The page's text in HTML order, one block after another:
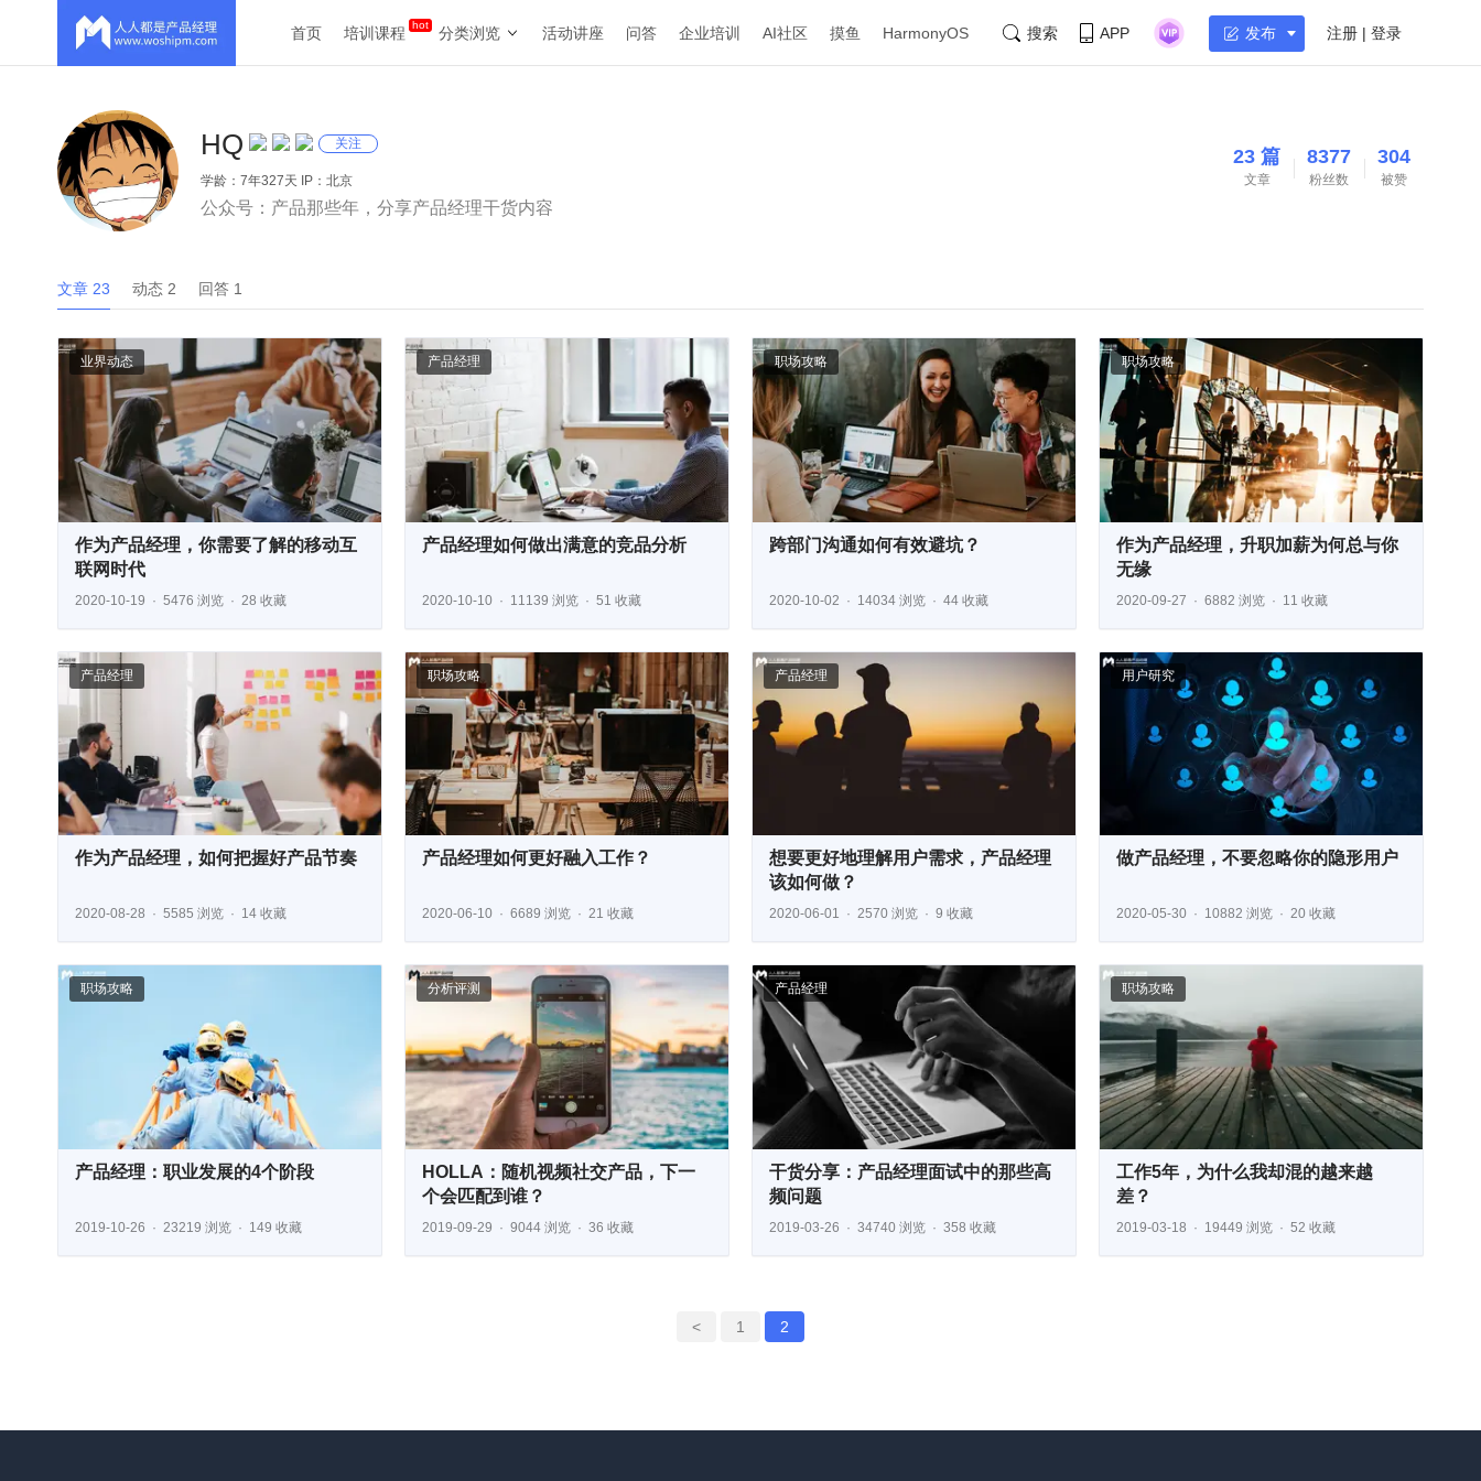
首页 培训课程 分类浏览 活动讲座 问答 企业培训 AI社区 摸鱼 HarmonyOS 搜索 APP 发布 注册 | 登录
HQ 关注
学龄：7年327天 IP：北京
公众号：产品那些年，分享产品经理干货内容
23 篇
文章
8377
粉丝数
304
被赞
文章 23 动态 2 回答 1
业界动态
作为产品经理，你需要了解的移动互
联网时代
2020-10-19 5476 浏览 28 收藏
产品经理
产品经理如何做出满意的竞品分析
2020-10-10 11139 浏览 51 收藏
职场攻略
跨部门沟通如何有效避坑？
2020-10-02 14034 浏览 44 收藏
职场攻略
作为产品经理，升职加薪为何总与你
无缘
2020-09-27 6882 浏览 11 收藏
产品经理
作为产品经理，如何把握好产品节奏
2020-08-28 5585 浏览 14 收藏
职场攻略
产品经理如何更好融入工作？
2020-06-10 6689 浏览 21 收藏
产品经理
想要更好地理解用户需求，产品经理
该如何做？
2020-06-01 2570 浏览 9 收藏
用户研究
做产品经理，不要忽略你的隐形用户
2020-05-30 10882 浏览 20 收藏
职场攻略
产品经理：职业发展的4个阶段
2019-10-26 23219 浏览 149 收藏
分析评测
HOLLA：随机视频社交产品，下一
个会匹配到谁？
2019-09-29 9044 浏览 36 收藏
产品经理
干货分享：产品经理面试中的那些高
频问题
2019-03-26 34740 浏览 358 收藏
职场攻略
工作5年，为什么我却混的越来越
差？
2019-03-18 19449 浏览 52 收藏
< 1 2